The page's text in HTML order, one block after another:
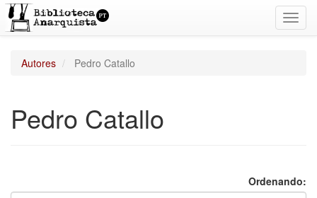
Autores Pedro Catallo
Pedro Catallo
Ordenando: